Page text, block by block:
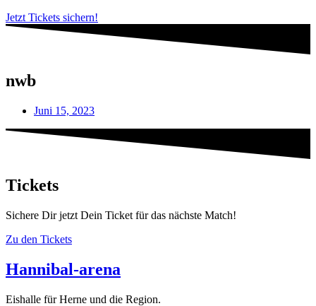
Jetzt Tickets sichern!
nwb
Juni 15, 2023
Tickets
Sichere Dir jetzt Dein Ticket für das nächste Match!
Zu den Tickets
Hannibal-arena
Eishalle für Herne und die Region.